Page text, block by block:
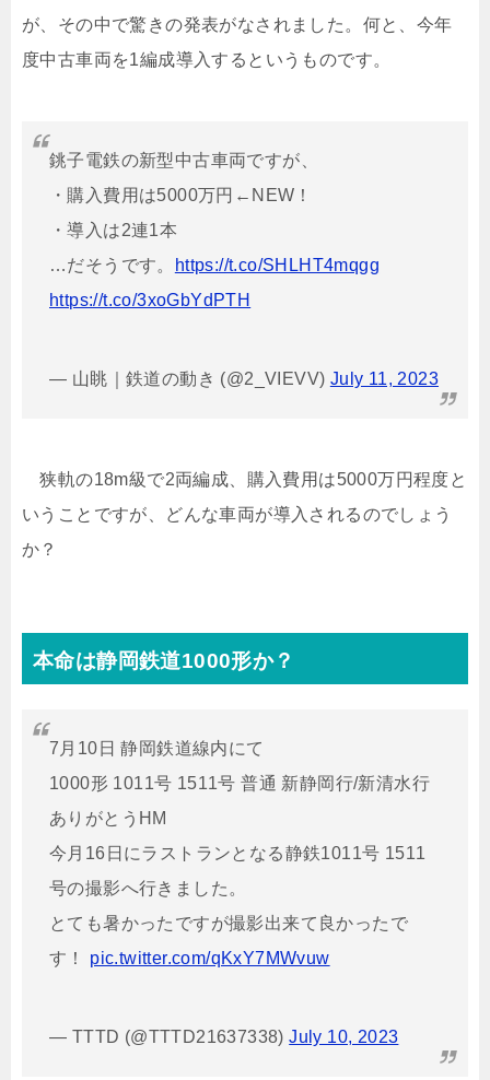
が、その中で驚きの発表がなされました。何と、今年
度中古車両を1編成導入するというものです。
銚子電鉄の新型中古車両ですが、
・購入費用は5000万円←NEW！
・導入は2連1本
…だそうです。
https://t.co/SHLHT4mqgg
https://t.co/3xoGbYdPTH
— 山眺｜鉄道の動き (@2_VIEVV) July 11, 2023
狭軌の18m級で2両編成、購入費用は5000万円程度と
いうことですが、どんな車両が導入されるのでしょう
か？
本命は静岡鉄道1000形か？
7月10日 静岡鉄道線内にて
1000形 1011号 1511号 普通 新静岡行/新清水行
ありがとうHM
今月16日にラストランとなる静鉄1011号 1511
号の撮影へ行きました。
とても暑かったですが撮影出来て良かったで
す！ pic.twitter.com/qKxY7MWvuw
— TTTD (@TTTD21637338)July 10, 2023